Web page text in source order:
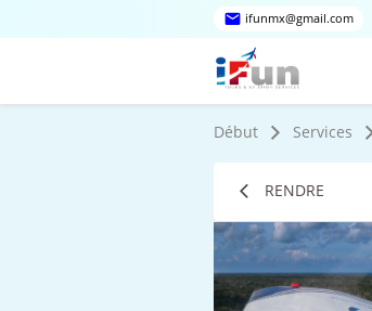
ifunmx@gmail.com
Début Services
RENDRE